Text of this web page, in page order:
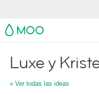
MOO
Luxe y
« Ver todas las ideas